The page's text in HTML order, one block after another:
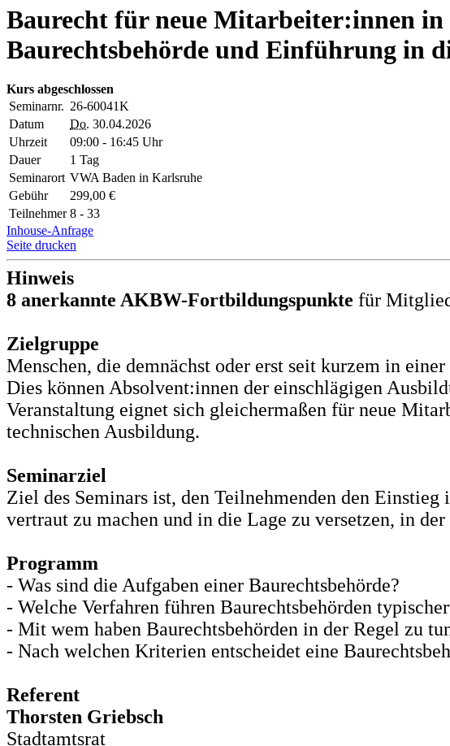
Baurecht für neue Mitarbeiter:innen
Baurechtsbehörde und Einführung in
Kurs abgeschlossen
Seminarnr. 26-60041K
Datum
Do. 30.04.2026
Uhrzeit
09:00 - 16:45 Uhr
Dauer
1 Tag
Seminarort VWA Baden in Karlsruhe
Gebühr
299,00 €
Teilnehmer 8 - 33
Inhouse-Anfrage
Seite drucken
Hinweis
8 anerkannte AKBW-Fortbildungspunkte für
Zielgruppe
Menschen, die demnächst oder erst seit kurzem in
Dies können Absolvent:innen der einschlägigen
Veranstaltung eignet sich gleichermaßen für neue
technischen Ausbildung.
Seminarziel
Ziel des Seminars ist, den Teilnehmenden den
vertraut zu machen und in die Lage zu versetzen, in
Programm
- Was sind die Aufgaben einer Baurechtsbehörde?
- Welche Verfahren führen Baurechtsbehörden
- Mit wem haben Baurechtsbehörden in der Regel zu
- Nach welchen Kriterien entscheidet eine
Referent
Thorsten Griebsch
Stadtamtsrat